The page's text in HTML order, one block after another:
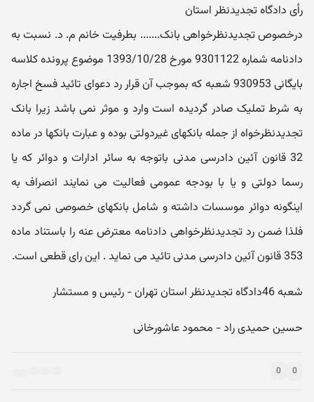
رأی دادگاه تجدیدنظر استان
درخصوص تجدیدنظرخواهی بانک....... بطرفیت خانم م. د. نسبت به
دادنامه شماره 9301122 مورخ 1393/10/28 موضوع پرونده کلاسه
بایگانی 930953 شعبه که بموجب آن قرار رد دعوای تائید فسخ اجاره
به شرط تملیک صادر گردیده است وارد و موثر نمی باشد زیرا بانک
تجدیدنظرخواه از جمله بانکهای غیردولتی بوده و عبارت بانکها در ماده
32 قانون آئین دادرسی مدنی باتوجه به سائر ادارات و دوائر که یا
رسما دولتی و یا با بودجه عمومی فعالیت می نمایند انصراف به
اینگونه دوائر موسسات داشته و شامل بانکهای خصوصی نمی گردد
فلذا ضمن رد تجدیدنظرخواهی دادنامه معترض عنه را باستناد ماده
353 قانون آئین دادرسی مدنی تائید می نماید . این رای قطعی است.
شعبه 46دادگاه تجدیدنظر استان تهران - رئیس و مستشار
حسین حمیدی راد - محمود عاشورخانی
0
0